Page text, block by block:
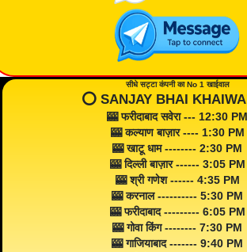
सीधे सट्टा कंपनी का No 1 खाईवाल
⭕️ SANJAY BHAI
🎰 फरीदाबाद सवेरा --- 12:30 PM
🎰 कल्याण बाज़ार ---- 1:30 PM
🎰 खाटू धाम -------- 2:30 PM
🎰 दिल्ली बाज़ार ------ 3:05 PM
🎰 श्री गणेश ------ 4:35 PM
🎰 करनाल ---------- 5:30 PM
🎰 फरीदाबाद --------- 6:05 PM
🎰 गोवा किंग -------- 7:30 PM
🎰 गाजियाबाद ------- 9:40 PM